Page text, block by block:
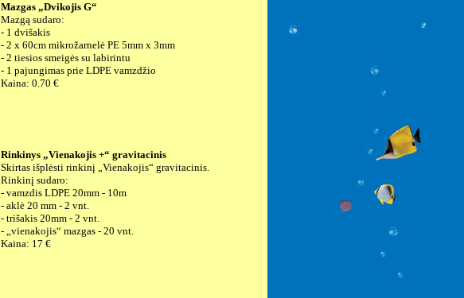
Mazgas „Dvikojis G“
Mazgą sudaro:
- 1 dvišakis
- 2 x 60cm mikrožarnelė PE 5mm x 3mm
- 2 tiesios smeigės su labirintu
- 1 pajungimas prie LDPE vamzdžio
Kaina: 0.70 €
Rinkinys „Vienakojis +“ gravitacinis
Skirtas išplėsti rinkinį „Vienakojis“ gravitacinis.
Rinkinį sudaro:
- vamzdis LDPE 20mm - 10m
- aklė 20 mm - 2 vnt.
- trišakis 20mm - 2 vnt.
- „vienakojis“ mazgas - 20 vnt.
Kaina: 17 €